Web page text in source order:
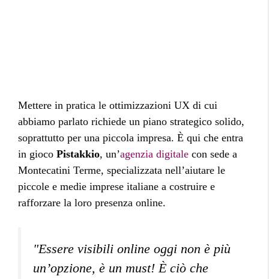
Mettere in pratica le ottimizzazioni UX di cui
abbiamo parlato richiede un piano strategico solido,
soprattutto per una piccola impresa. È qui che entra
in gioco Pistakkio, un’agenzia digitale con sede a
Montecatini Terme, specializzata nell’aiutare le
piccole e medie imprese italiane a costruire e
rafforzare la loro presenza online.
"Essere visibili online oggi non è più
un’opzione, è un must! È ciò che